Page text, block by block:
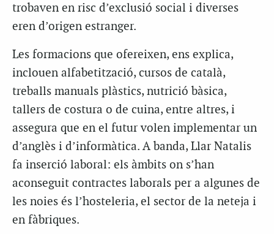
trobaven en risc d’exclusió social i diverses
eren d’origen estranger.
Les formacions que ofereixen, ens explica,
inclouen alfabetització, cursos de català,
treballs manuals plàstics, nutrició bàsica,
tallers de costura o de cuina, entre altres, i
assegura que en el futur volen implementar un
d’anglès i d’informàtica. A banda, Llar Natalis
fa inserció laboral: els àmbits on s’han
aconseguit contractes laborals per a algunes de
les noies és l’hosteleria, el sector de la neteja i
en fàbriques.